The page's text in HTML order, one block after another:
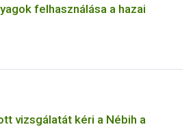
felhasználása a hazai
vizsgálatát kéri a Nébih a